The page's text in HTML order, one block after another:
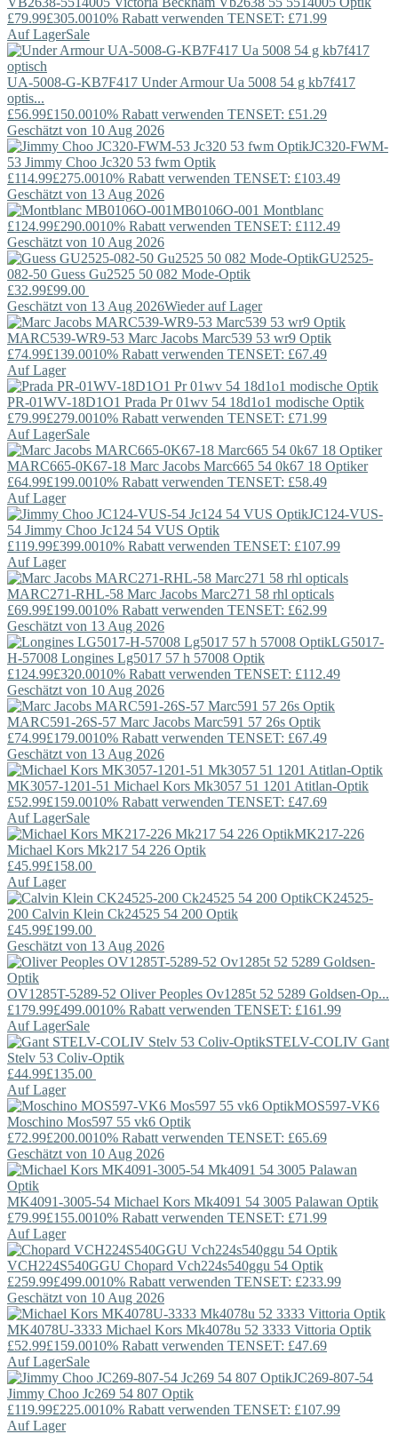
£79.99£305.0010% Rabatt verwenden TENSET: £71.99
Auf LagerSale
UA-5008-G-KB7F417 Under ArmourUa 5008 54 g kb7f417
optis...
£56.99£150.0010% Rabatt verwenden TENSET: £51.29
Geschätzt von 10 Aug 2026
JC320-FWM-
53 Jimmy Choo Jc320 53 fwm Optik
£114.99£275.0010% Rabatt verwenden TENSET: £103.49
Geschätzt von 13 Aug 2026
MB0106O-001 Montblanc
£124.99£290.0010% Rabatt verwenden TENSET: £112.49
Geschätzt von 10 Aug 2026
GU2525-
082-50 Guess Gu2525 50 082 Mode-Optik
£32.99£99.00
Geschätzt von 13 Aug 2026Wieder auf Lager
MARC539-WR9-53 Marc Jacobs Marc539 53 wr9 Optik
£74.99£139.0010% Rabatt verwenden TENSET: £67.49
Auf Lager
PR-01WV-18D1O1 Prada Pr 01wv 54 18d1o1 modische Optik
£79.99£279.0010% Rabatt verwenden TENSET: £71.99
Auf LagerSale
MARC665-0K67-18 Marc Jacobs Marc665 54 0k67 18 Optiker
£64.99£199.0010% Rabatt verwenden TENSET: £58.49
Auf Lager
JC124-VUS-
54 Jimmy Choo Jc124 54 VUS Optik
£119.99£399.0010% Rabatt verwenden TENSET: £107.99
Auf Lager
MARC271-RHL-58 Marc Jacobs Marc271 58 rhl opticals
£69.99£199.0010% Rabatt verwenden TENSET: £62.99
Geschätzt von 13 Aug 2026
LG5017-
H-57008 Longines Lg5017 57 h 57008 Optik
£124.99£320.0010% Rabatt verwenden TENSET: £112.49
Geschätzt von 10 Aug 2026
MARC591-26S-57 Marc Jacobs Marc591 57 26s Optik
£74.99£179.0010% Rabatt verwenden TENSET: £67.49
Geschätzt von 13 Aug 2026
MK3057-1201-51 Michael Kors Mk3057 51 1201 Atitlan-Optik
£52.99£159.0010% Rabatt verwenden TENSET: £47.69
Auf LagerSale
MK217-226
Michael Kors Mk217 54 226 Optik
£45.99£158.00
Auf Lager
CK24525-
200 Calvin Klein Ck24525 54 200 Optik
£45.99£199.00
Geschätzt von 13 Aug 2026
OV1285T-5289-52 Oliver Peoples Ov1285t 52 5289 Goldsen-Op...
£179.99£499.0010% Rabatt verwenden TENSET: £161.99
Auf LagerSale
STELV-COLIV Gant
Stelv 53 Coliv-Optik
£44.99£135.00
Auf Lager
MOS597-VK6
Moschino Mos597 55 vk6 Optik
£72.99£200.0010% Rabatt verwenden TENSET: £65.69
Geschätzt von 10 Aug 2026
MK4091-3005-54 Michael Kors Mk4091 54 3005 Palawan Optik
£79.99£155.0010% Rabatt verwenden TENSET: £71.99
Auf Lager
VCH224S540GGU Chopard Vch224s540ggu 54 Optik
£259.99£499.0010% Rabatt verwenden TENSET: £233.99
Geschätzt von 10 Aug 2026
MK4078U-3333 Michael Kors Mk4078u 52 3333 Vittoria Optik
£52.99£159.0010% Rabatt verwenden TENSET: £47.69
Auf LagerSale
JC269-807-54
Jimmy Choo Jc269 54 807 Optik
£119.99£225.0010% Rabatt verwenden TENSET: £107.99
Auf Lager